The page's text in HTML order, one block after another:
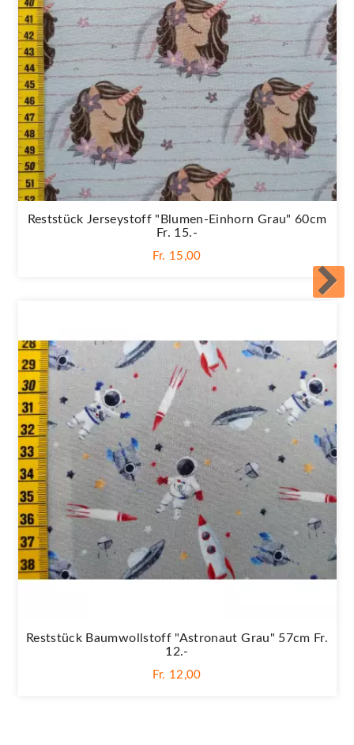
Reststück Jerseystoff "Blumen-Einhorn Grau" 60cm
Fr. 15.-
Fr. 15,00
Reststück Baumwollstoff "Astronaut Grau" 57cm Fr.
12.-
Fr. 12,00